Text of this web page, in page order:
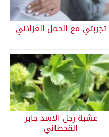
تجربتي مع الحمل الغزلاني
عشبة رجل الاسد جابر
القحطاني